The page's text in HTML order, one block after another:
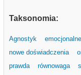
Taksonomia:
Agnostyk
nowe doświadczenia
prawda
równowaga